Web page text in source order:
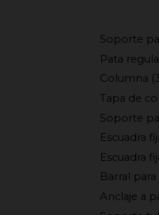
Soporte
Pata
Columna
Tapa de
Soporte
Escuadra
Escuadra
Barral
Anclaje a